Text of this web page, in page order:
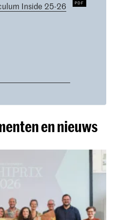
Inside 25-26
en nieuws